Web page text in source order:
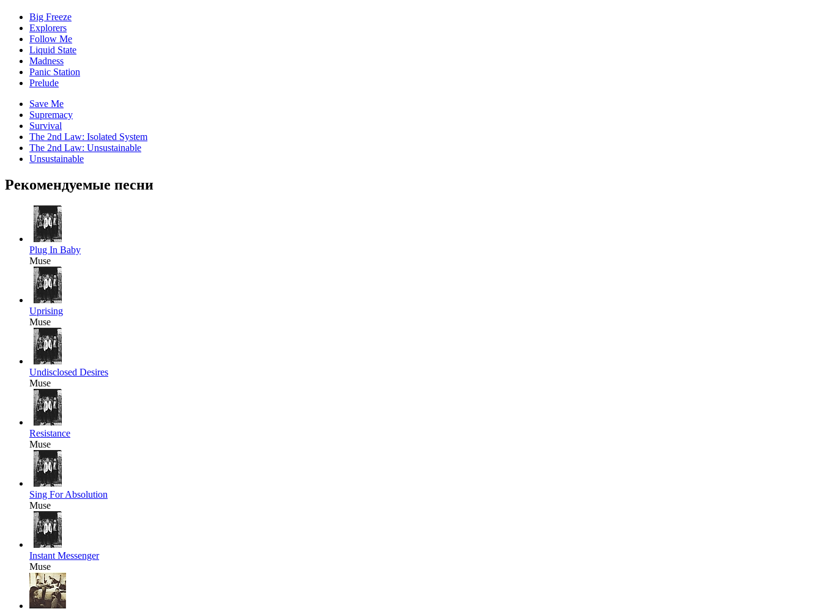
Big Freeze
Explorers
Follow Me
Liquid State
Madness
Panic Station
Prelude
Save Me
Supremacy
Survival
The 2nd Law: Isolated System
The 2nd Law: Unsustainable
Unsustainable
Рекомендуемые песни
Plug In Baby
Muse
Uprising
Muse
Undisclosed Desires
Muse
Resistance
Muse
Sing For Absolution
Muse
Instant Messenger
Muse